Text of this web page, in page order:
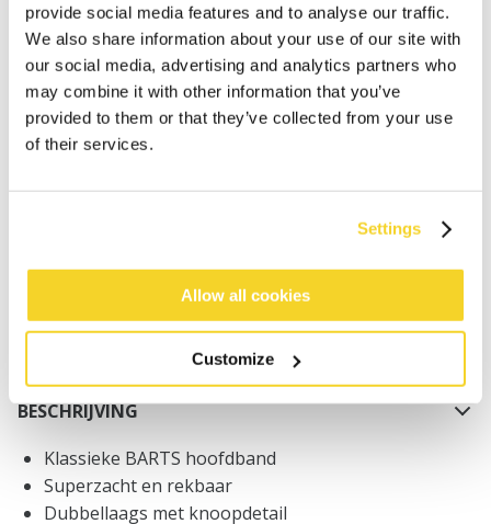
provide social media features and to analyse our traffic.
We also share information about your use of our site with
our social media, advertising and analytics partners who
may combine it with other information that you’ve
provided to them or that they’ve collected from your use
of their services.
Settings
Allow all cookies
Customize
worden geplaatst, worden dezelfde dag verzonden
Gratis verzending voor orders boven € 50,- binnen
Binnen 30 dagen retourneren
BESCHRIJVING
Klassieke BARTS hoofdband
Superzacht en rekbaar
Dubbellaags met knoopdetail